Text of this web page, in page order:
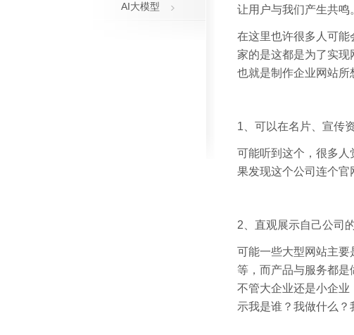
AI大模型
让用户与我们产生共鸣
在这里也许很多人可
家的是这都是为了实现
也就是制作企业网站所
1、可以在名片、宣传
可能听到这个，很多
果发现这个公司连个官
2、直观展示自己公司
可能一些大型网站主
等，而产品与服务都是
不管大企业还是小企
示我是谁？我做什么？